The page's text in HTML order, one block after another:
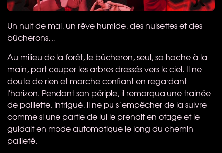
Un nuit de mai, un rêve humide, des nuisettes et des
bûcherons…
Au milieu de la forêt, le bûcheron, seul, sa hache à la
main, part couper les arbres dressés vers le ciel. Il ne
doute de rien et marche confiant en regardant
l'horizon. Pendant son périple, il remarqua une trainée
de paillette. Intrigué, il ne pu s’empêcher de la suivre
comme si une partie de lui le prenait en otage et le
guidait en mode automatique le long du chemin
pailleté.